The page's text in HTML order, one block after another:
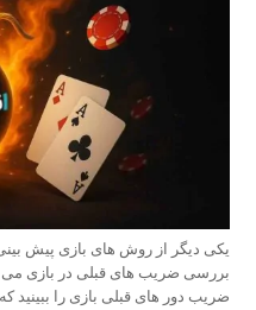
یکی دیگر از روش های بازی پیش
بررسی ضریب های قبلی در بازی می
ضریب دور های قبلی بازی را ببینید